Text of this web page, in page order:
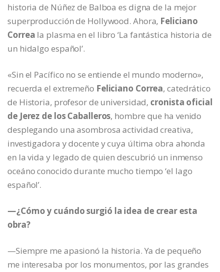
historia de Núñez de Balboa es digna de la mejor
superproducción de Hollywood. Ahora, Feliciano
Correa la plasma en el libro ‘La fantástica historia de
un hidalgo español’.
«Sin el Pacífico no se entiende el mundo moderno»,
recuerda el extremeño Feliciano Correa, catedrático
de Historia, profesor de universidad, cronista oficial
de Jerez de los Caballeros, hombre que ha venido
desplegando una asombrosa actividad creativa,
investigadora y docente y cuya última obra ahonda
en la vida y legado de quien descubrió un inmenso
oceáno conocido durante mucho tiempo ‘el lago
español’.
—¿Cómo y cuándo surgió la idea de crear esta
obra?
—Siempre me apasionó la historia. Ya de pequeño
me interesaba por los monumentos, por las grandes